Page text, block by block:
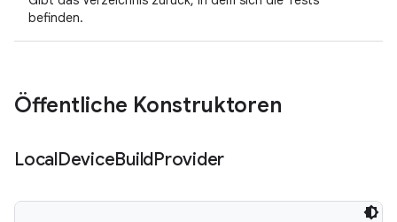
befinden.
Öffentliche Konstruktoren
LocalDeviceBuildProvider